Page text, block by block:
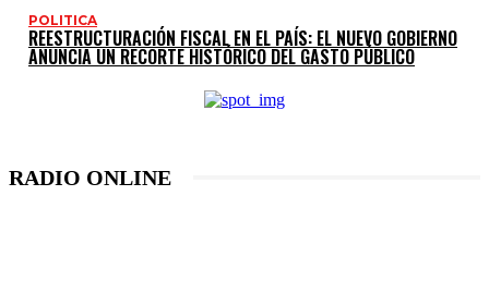
POLITICA
REESTRUCTURACIÓN FISCAL EN EL PAÍS: EL NUEVO GOBIERNO
ANUNCIA UN RECORTE HISTÓRICO DEL GASTO PÚBLICO
RADIO ONLINE